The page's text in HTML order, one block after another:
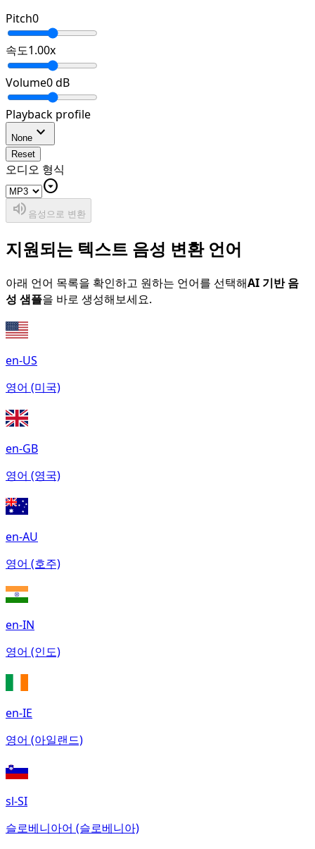
Pitch0
속도1.00x
Volume0dB
Playback profile
None expand_more
Reset
오디오 형식
arrow_drop_down_circle
volume_up 음성으로 변환
지원되는 텍스트 음성 변환 언어
아래 언어 목록을 확인하고 원하는 언어를 선택해AI 기반 음
성 샘플을 바로 생성해보세요.
en-US
영어 (미국)
en-GB
영어 (영국)
en-AU
영어 (호주)
en-IN
영어 (인도)
en-IE
영어 (아일랜드)
sl-SI
슬로베니아어 (슬로베니아)